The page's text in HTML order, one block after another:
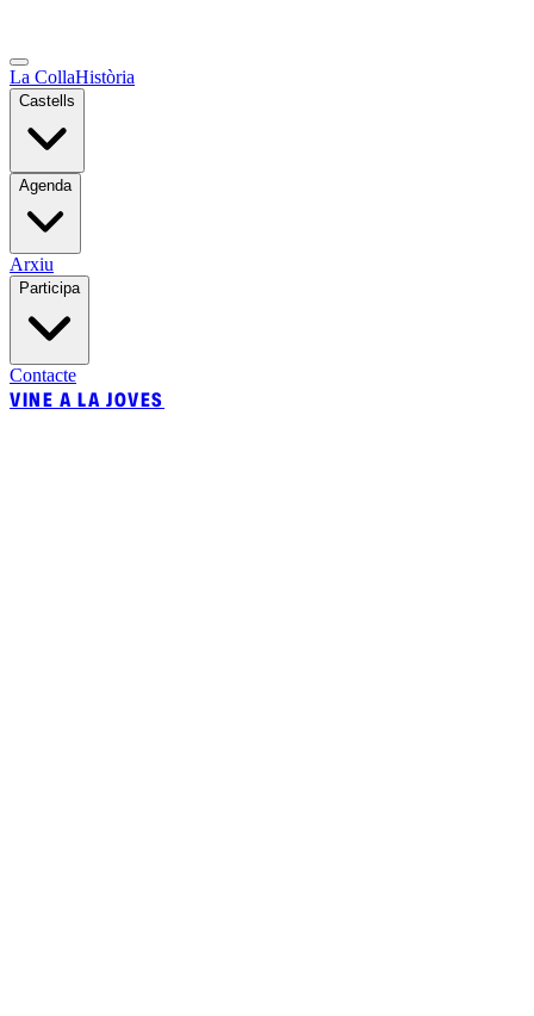
La CollaHistòria
Castells
Agenda
Arxiu
Participa
Contacte
VINE A LA JOVES